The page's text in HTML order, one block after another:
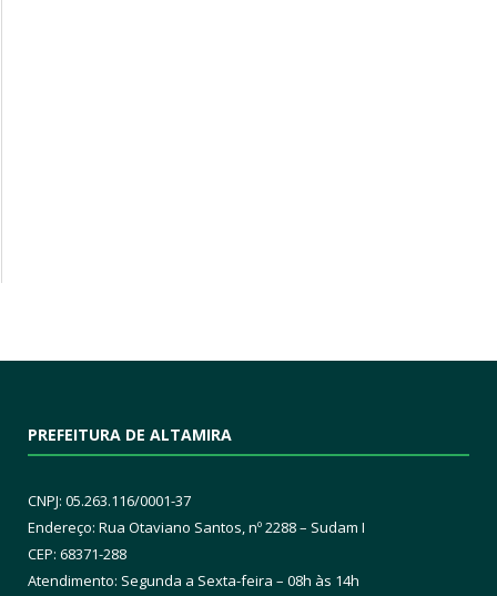
PREFEITURA DE ALTAMIRA
CNPJ: 05.263.116/0001-37
Endereço: Rua Otaviano Santos, nº 2288 – Sudam I
CEP: 68371-288
Atendimento: Segunda a Sexta-feira – 08h às 14h